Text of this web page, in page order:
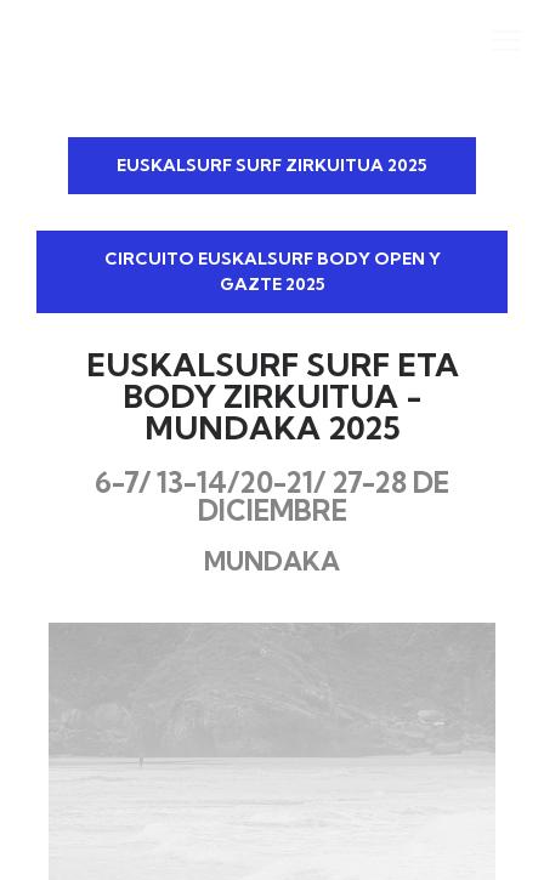
EUSKALSURF SURF ZIRKUITUA 2025
CIRCUITO EUSKALSURF BODY OPEN Y
GAZTE 2025
EUSKALSURF SURF ETA
BODY ZIRKUITUA -
MUNDAKA 2025
6-7/ 13-14/20-21/ 27-28 DE
DICIEMBRE
MUNDAKA